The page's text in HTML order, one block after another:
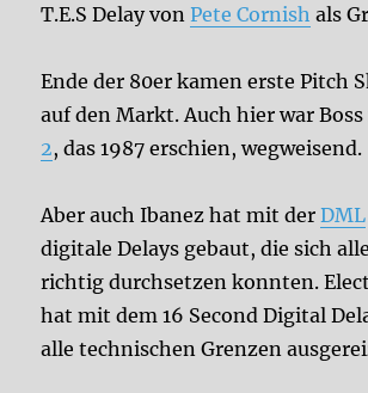
T.E.S Delay vonPete Cornish als
Ende der 80er kamen erste Pitch
auf den Markt. Auch hier war
2, das 1987 erschien, wegweisend.
Aber auch Ibanez hat mit derDML
digitale Delays gebaut, die sich
richtig durchsetzen konnten.
hat mit dem 16 Second Digital
alle technischen Grenzen